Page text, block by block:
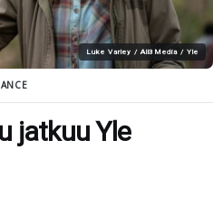
Luke Varley / All3Media / Yle
jatkuu Yle